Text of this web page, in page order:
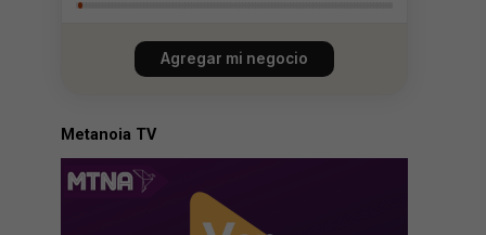
tradición, sabor y calidez en un entorno
acogedor. Disfr...Agregar mi negocio
Metanoia TV